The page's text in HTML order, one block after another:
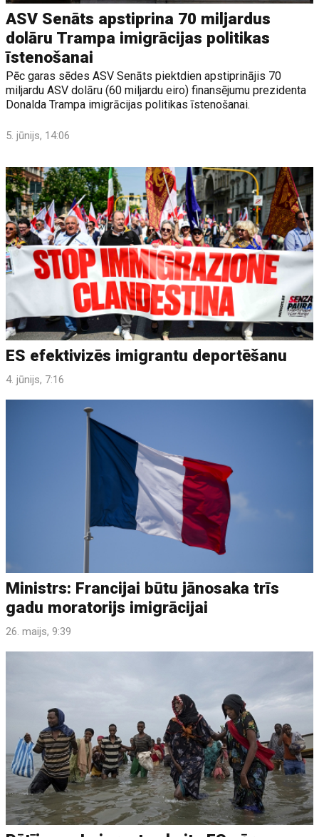
ASV Senāts apstiprina 70 miljardus
dolāru Trampa imigrācijas politikas
īstenošanai
Pēc garas sēdes ASV Senāts piektdien apstiprinājis 70
miljardu ASV dolāru (60 miljardu eiro) finansējumu prezidenta
Donalda Trampa imigrācijas politikas īstenošanai.
5. jūnijs, 14:06
ES efektivizēs imigrantu deportēšanu
4. jūnijs, 7:16
Ministrs: Francijai būtu jānosaka trīs
gadu moratorijs imigrācijai
26. maijs, 9:39